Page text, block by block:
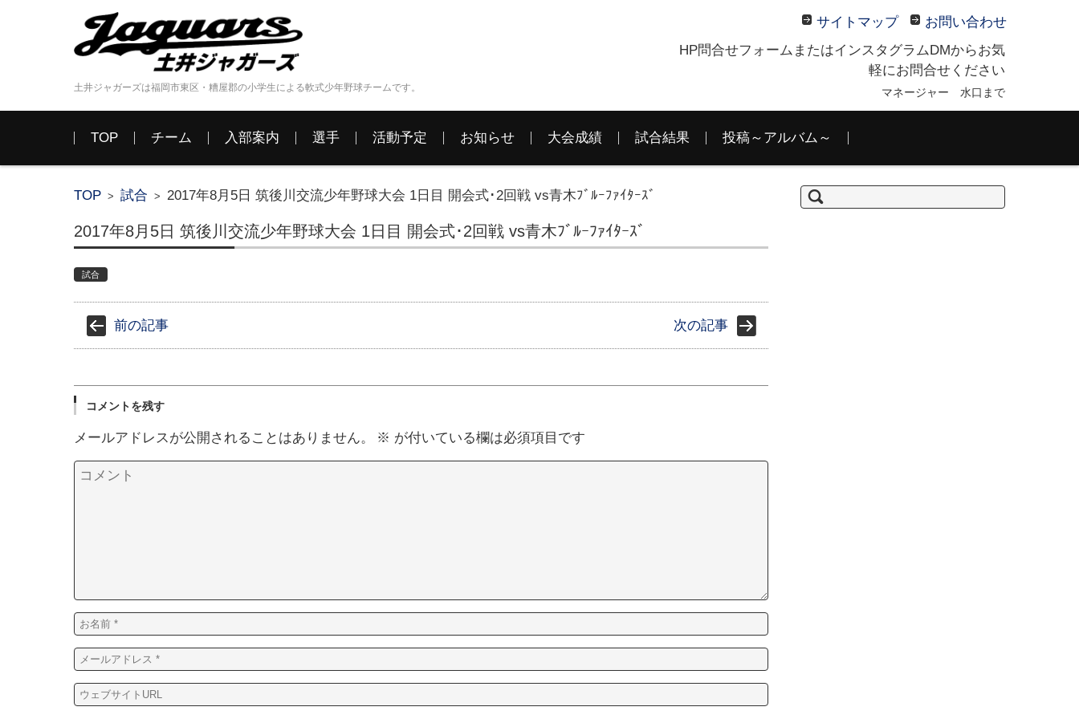
土井ジャガーズは福岡市東区・糟屋郡の小学生による軟式少年野球チームです。
サイトマップ
お問い合わせ
HP問合せフォームまたはインスタグラムDMからお気
軽にお問合せください
マネージャー 水口まで
コンテンツに移動
TOP
チーム 入部案内 選手 活動予定 お知らせ 大会成績 試合結果 投稿～アルバム～
TOP > 試合 > 2017年8月5日 筑後川交流少年野球大会 1日目 開会式･2回戦 vs青木ﾌﾞﾙｰﾌｧｲﾀｰｽﾞ
2017年8月5日 筑後川交流少年野球大会 1日目 開会式･2回戦 vs青木ﾌﾞﾙｰﾌｧｲﾀｰｽﾞ
試合
前の記事 次の記事
コメントを残す
メールアドレスが公開されることはありません。 ※ が付いている欄は必須項目です
検
索: